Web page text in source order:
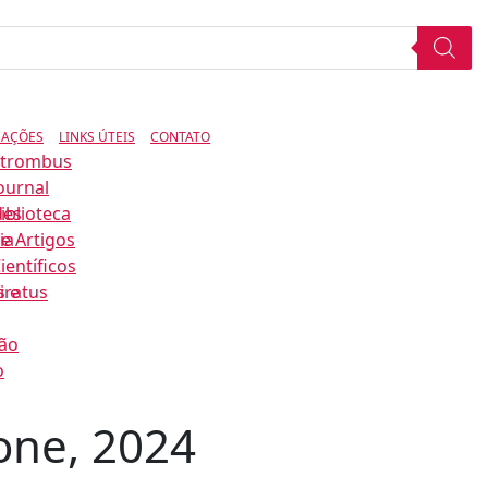
e
Artigos
LINKS ÚTEIS CONTATO
2024